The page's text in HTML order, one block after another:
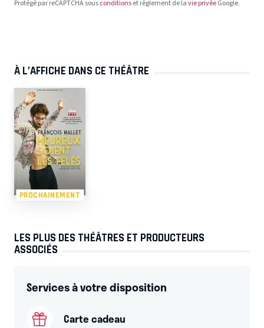
Protégé par reCAPTCHA sousconditionset règlement de lavie privéeGoogle.
À L’AFFICHE DANS CE THÉÂTRE
PROCHAINEMENT
LES PLUS DES THÉÂTRES ET PRODUCTEURS
ASSOCIÉS
Services à votre disposition
Carte cadeau